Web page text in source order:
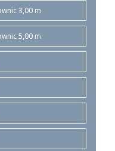
3,00 m
5,00 m